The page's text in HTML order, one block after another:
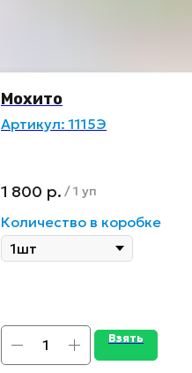
Мохито
Артикул:1115Э
1 800 р. /1 уп
Количество в коробке
Взять